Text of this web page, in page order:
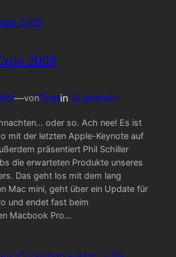
2009
—vonTomin Allgemein
oder so. Ach nee! Es ist
mit der letzten Apple-Keynote auf
präsentiert Phil Schiller
die erwarteten Produkte unseres
Das geht los mit dem lang
Mac mini, geht über ein Update für
und endet fast beim
Macbook Pro…